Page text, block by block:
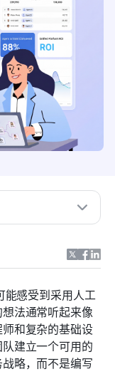
能感受到采用人工
想法通常听起来像
和复杂的基础设
建立一个可用的
略，而不是编写
作流程很重要
的代理